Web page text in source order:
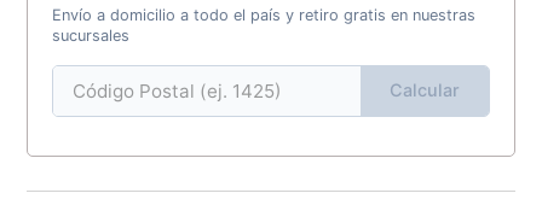
Envío a domicilio a todo el país y retiro gratis en nuestras
sucursales
Calcular